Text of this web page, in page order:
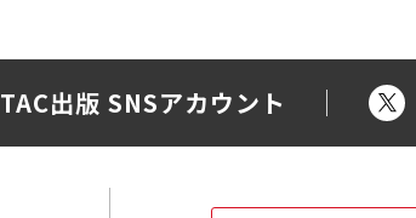
TAC出版 SNSアカウント